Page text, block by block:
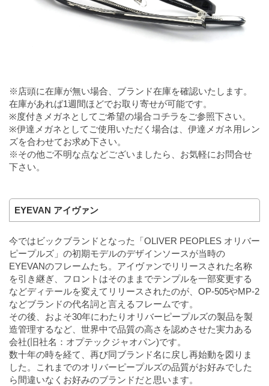
※店頭に在庫が無い場合、ブランド在庫を確認いたします。
在庫があれば1週間ほどでお取り寄せが可能です。
※度付きメガネとしてご希望の場合コチラ をご参照下さい。
※伊達メガネとしてご使用いただく場合は、伊達メガネ用レン
ズを合わせてお求め下さい。
※その他ご不明な点などございましたら、お気軽にお問合せ
下さい。
EYEVAN アイヴァン
今ではビックブランドとなった「OLIVER PEOPLES オリバー
ピープルズ」の初期モデルのデザインソースが当時の
EYEVANのフレームたち。アイヴァンでリリースされた名称
を引き継ぎ、フロントはそのままでテンプルを一部変更する
などディテールを変えてリリースされたのが、OP-505やMP-2
などブランドの代名詞と言えるフレームです。
その後、およそ30年にわたりオリバーピープルズの製品を製
造管理するなど、世界中で品質の高さを認めさせた実力ある
会社(旧社名：オプテックジャオパン)です。
数十年の時を経て、再び同ブランド名に戻し再始動を図りま
した。これまでのオリバーピープルズの品質がお好みでした
ら間違いなくお好みのブランドだと思います。